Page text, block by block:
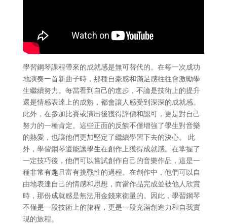
學習鋼琴課程帶來的成就感是無可替代的。在每一次成功
地演奏一首新曲子時，那種自豪感和滿足感往往會激勵學
生繼續努力。每當看到自己的進步，不論是技術上的提升
還是情感表達上的成熟，都會讓人感受到深深的成就感。
此外，在參加比賽或演出後獲得評價和認可，更是對自己
努力的一種肯定。這些正面的反饋不僅增強了學生對音樂
的熱愛，也讓他們更加堅定了繼續學習下去的決心。 此
外，學習鋼琴還能讓學生在創作上獲得成就感。在掌握了
一定技巧後，他們可以嘗試創作自己的音樂作品，這是一
種非常有趣且富有挑戰性的過程。在創作中，他們可以自
由地表達自己的情感和思想，而當作品完成並被他人欣賞
時，那份成就感是無法用金錢來衡量的。因此，學習鋼琴
不僅是一段技術上的旅程，更是一段充滿創造力和自我實
現的旅程。